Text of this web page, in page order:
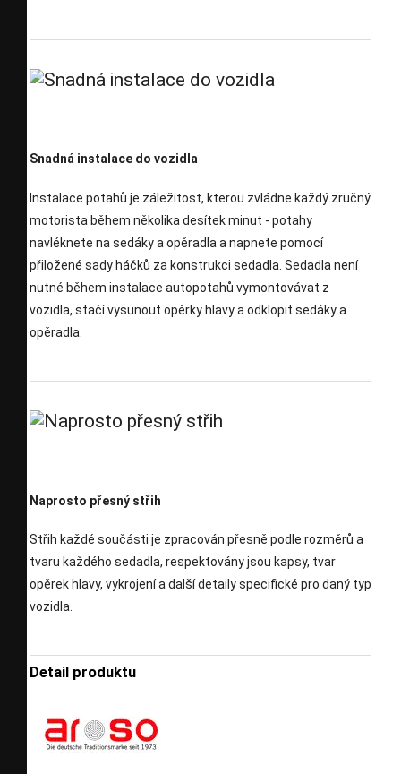
Snadná instalace do vozidla
Instalace potahů je záležitost, kterou zvládne každý zručný
motorista během několika desítek minut - potahy
navléknete na sedáky a opěradla a napnete pomocí
přiložené sady háčků za konstrukci sedadla. Sedadla není
nutné během instalace autopotahů vymontovávat z
vozidla, stačí vysunout opěrky hlavy a odklopit sedáky a
opěradla.
Naprosto přesný střih
Střih každé součásti je zpracován přesně podle rozměrů a
tvaru každého sedadla, respektovány jsou kapsy, tvar
opěrek hlavy, vykrojení a další detaily specifické pro daný typ
vozidla.
Detail produktu